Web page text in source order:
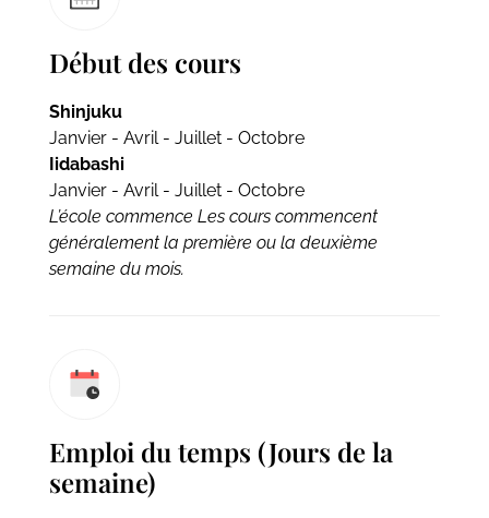
Début des cours
Shinjuku
Janvier - Avril - Juillet - Octobre
Iidabashi
Janvier - Avril - Juillet - Octobre
L’école commence Les cours commencent
généralement la première ou la deuxième
semaine du mois.
Emploi du temps (Jours de la
semaine)